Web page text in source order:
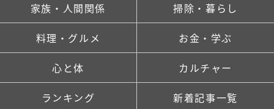
家族・人間関係 掃除・暮らし
料理・グルメ お金・学ぶ
心と体 カルチャー
ランキング 新着記事一覧